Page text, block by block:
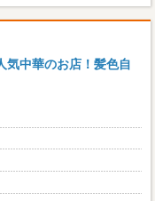
気中華のお店！髪色自